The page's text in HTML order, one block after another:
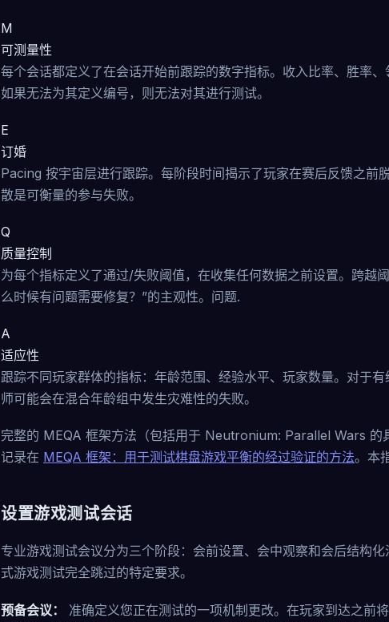
M
可测量性
每个会话都定义了在会话开始前跟踪的数字指标。收入比率、胜率、
如果无法为其定义编号，则无法对其进行测试。
E
订婚
Pacing 按宇宙层进行跟踪。每阶段时间揭示了玩家在赛后反馈之前
散是可衡量的参与失败。
Q
质量控制
为每个指标定义了通过/失败阈值，在收集任何数据之前设置。跨
么时候有问题需要修复？”的主观性。问题.
A
适应性
跟踪不同玩家群体的指标：年龄范围、经验水平、玩家数量。对于
师可能会在混合年龄组中发生灾难性的失败。
完整的 MEQA 框架方法（包括用于 Neutronium: Parallel Wars 的
记录在 MEQA 框架：用于测试棋盘游戏平衡的经过验证的方法。本
设置游戏测试会话
专业游戏测试会议分为三个阶段：会前设置、会中观察和会后结构
式游戏测试完全跳过的特定要求。
预备会议：
准确定义您正在测试的一项机制更改。在玩家到达之前